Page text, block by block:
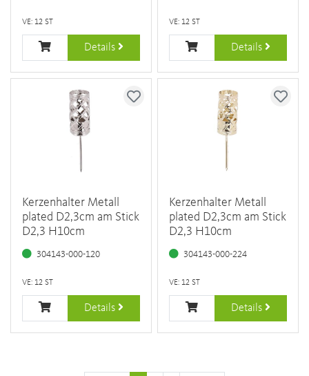
VE: 12 ST
Details
VE: 12 ST
Details
Kerzenhalter Metall
plated D2,3cm am Stick
D2,3 H10cm
304143-000-120
VE: 12 ST
Details
Kerzenhalter Metall
plated D2,3cm am Stick
D2,3 H10cm
304143-000-224
VE: 12 ST
Details